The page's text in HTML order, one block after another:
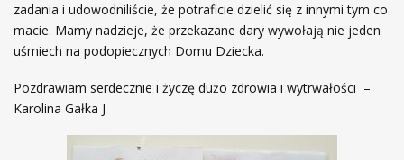
zadania i udowodniliście, że potraficie dzielić się z innymi tym co
macie. Mamy nadzieje, że przekazane dary wywołają nie jeden
uśmiech na podopiecznych Domu Dziecka.
Pozdrawiam serdecznie i życzę dużo zdrowia i wytrwałości –
Karolina Gałka J